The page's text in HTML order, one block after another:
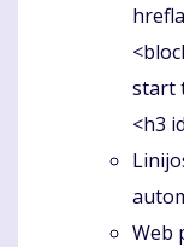
start
<h3
Web